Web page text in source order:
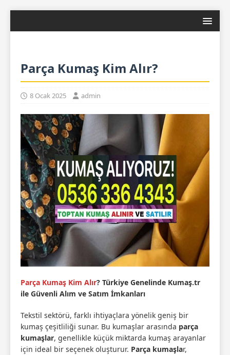
Parça Kumaş Kim Alır?
8 Ocak 2025 admin
Parça Kumaş Kim Alır? Türkiye Genelinde Kumaş.tr
ile Güvenli Alım ve Satım İmkanları
Tekstil sektörü, farklı ihtiyaçlara yönelik geniş bir
kumaş çeşitliliği sunar. Bu kumaşlar arasında parça
kumaşlar, genellikle küçük miktarda kumaş arayanlar
için ideal bir seçenek oluşturur. Parça kumaşlar,